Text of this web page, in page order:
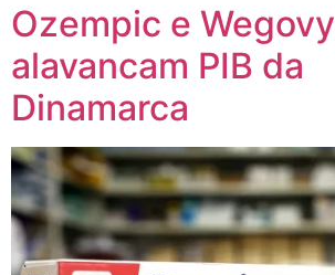
Ozempic e Wegovy
alavancam PIB da
Dinamarca